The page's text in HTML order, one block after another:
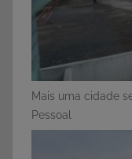
Mais uma cidade
Pessoal